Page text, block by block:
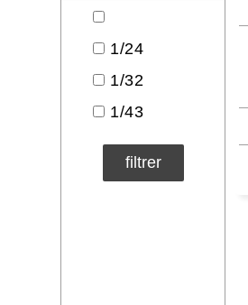
1/24
1/32
1/43
filtrer